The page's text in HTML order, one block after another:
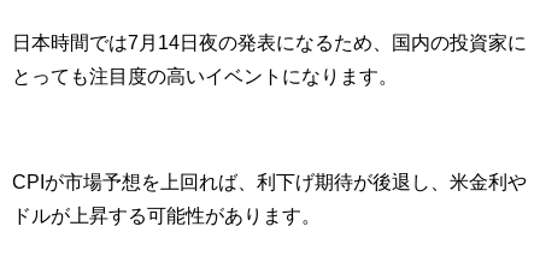
日本時間では7月14日夜の発表になるため、国内の投資家に
とっても注目度の高いイベントになります。
CPIが市場予想を上回れば、利下げ期待が後退し、米金利や
ドルが上昇する可能性があります。